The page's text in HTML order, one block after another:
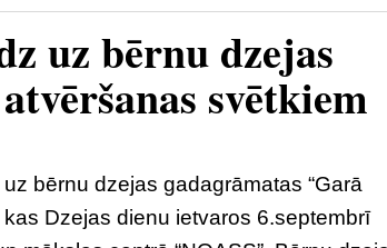
uz bērnu dzejas
svētkiem
bērnu dzejas gadagrāmatas “Garā
Dzejas dienu ietvaros 6.septembrī